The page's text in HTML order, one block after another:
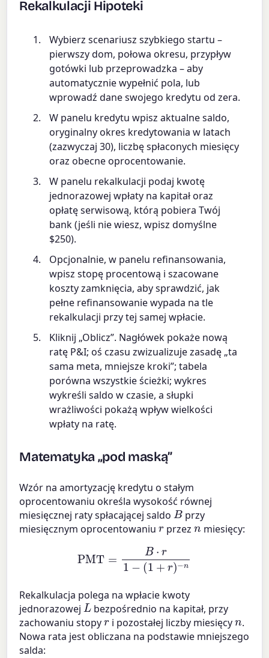
Rekalkulacji Hipoteki
Wybierz scenariusz szybkiego startu –
pierwszy dom, połowa okresu, przypływ
gotówki lub przeprowadzka – aby
automatycznie wypełnić pola, lub
wprowadź dane swojego kredytu od zera.
W panelu kredytu wpisz aktualne saldo,
oryginalny okres kredytowania w latach
(zazwyczaj 30), liczbę spłaconych miesięcy
oraz obecne oprocentowanie.
W panelu rekalkulacji podaj kwotę
jednorazowej wpłaty na kapitał oraz
opłatę serwisową, którą pobiera Twój
bank (jeśli nie wiesz, wpisz domyślne
$250).
Opcjonalnie, w panelu refinansowania,
wpisz stopę procentową i szacowane
koszty zamknięcia, aby sprawdzić, jak
pełne refinansowanie wypada na tle
rekalkulacji przy tej samej wpłacie.
Kliknij „Oblicz”. Nagłówek pokaże nową
ratę P&I; oś czasu zwizualizuje zasadę „ta
sama meta, mniejsze kroki”; tabela
porówna wszystkie ścieżki; wykres
wykreśli saldo w czasie, a słupki
wrażliwości pokażą wpływ wielkości
wpłaty na ratę.
Matematyka „pod maską”
Wzór na amortyzację kredytu o stałym
oprocentowaniu określa wysokość równej
miesięcznej raty spłacającej saldoBprzy
miesięcznym oprocentowaniurprzez n miesięcy:
1+ )−
Rekalkulacja polega na wpłacie kwoty
jednorazowejL bezpośrednio na kapitał, przy
zachowaniu stopyri pozostałej liczby miesięcyn.
Nowa rata jest obliczana na podstawie mniejszego
salda: